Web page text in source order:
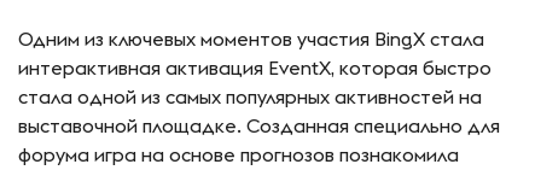
Одним из ключевых моментов участия BingX стала
интерактивная активация EventX, которая быстро
стала одной из самых популярных активностей на
выставочной площадке. Созданная специально для
форума игра на основе прогнозов познакомила